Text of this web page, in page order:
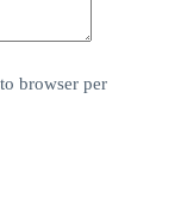
browser per